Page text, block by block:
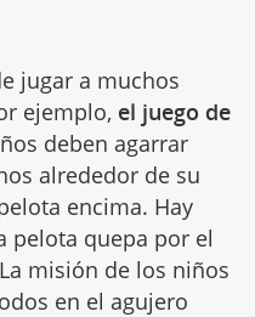
jugar a muchos
ejemplo, el juego de
deben agarrar
alrededor de su
encima. Hay
pelota quepa por el
misión de los niños
en el agujero